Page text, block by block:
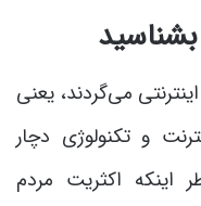
بشناسید
می‌گردند، یعنی
و تکنولوژی دچار
اینکه اکثریت مردم